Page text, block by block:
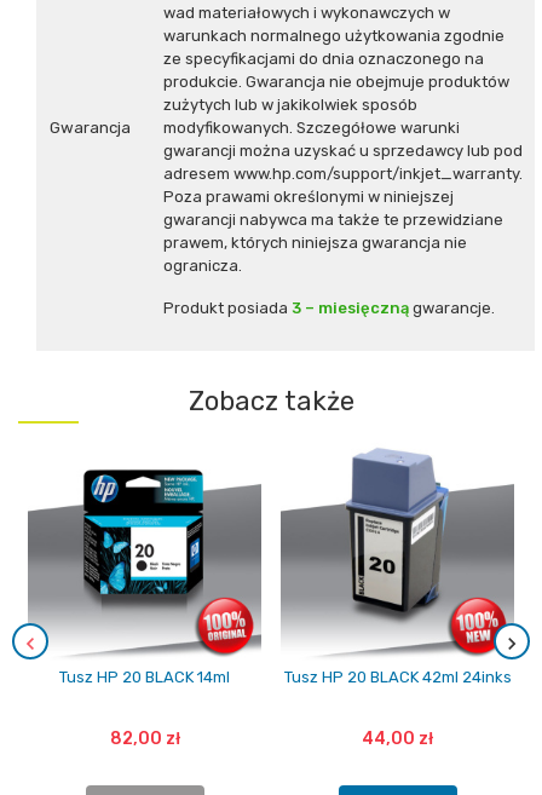
Gwarancja
wad materiałowych i wykonawczych w
warunkach normalnego użytkowania zgodnie
ze specyfikacjami do dnia oznaczonego na
produkcie. Gwarancja nie obejmuje produktów
zużytych lub w jakikolwiek sposób
modyfikowanych. Szczegółowe warunki
gwarancji można uzyskać u sprzedawcy lub pod
adresem www.hp.com/support/inkjet_warranty.
Poza prawami określonymi w niniejszej
gwarancji nabywca ma także te przewidziane
prawem, których niniejsza gwarancja nie
ogranicza.
Produkt posiada 3 – miesięczną gwarancje.
Zobacz także
Tusz HP 20 BLACK 14ml
82,00 zł
Tusz HP 20 BLACK 42ml 24inks
44,00 zł